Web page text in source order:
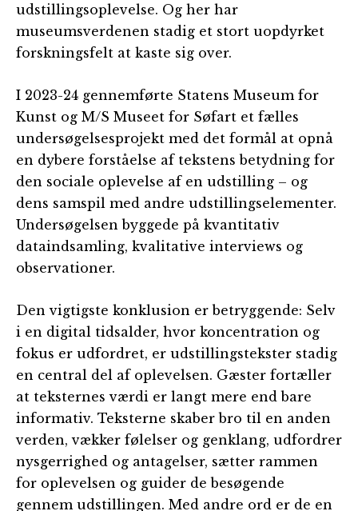
udstillingsoplevelse. Og her har
museumsverdenen stadig et stort uopdyrket
forskningsfelt at kaste sig over.
I 2023-24 gennemførte Statens Museum for
Kunst og M/S Museet for Søfart et fælles
undersøgelsesprojekt med det formål at opnå
en dybere forståelse af tekstens betydning for
den sociale oplevelse af en udstilling – og
dens samspil med andre udstillingselementer.
Undersøgelsen byggede på kvantitativ
dataindsamling, kvalitative interviews og
observationer.
Den vigtigste konklusion er betryggende: Selv
i en digital tidsalder, hvor koncentration og
fokus er udfordret, er udstillingstekster stadig
en central del af oplevelsen. Gæster fortæller
at teksternes værdi er langt mere end bare
informativ. Teksterne skaber bro til en anden
verden, vækker følelser og genklang, udfordrer
nysgerrighed og antagelser, sætter rammen
for oplevelsen og guider de besøgende
gennem udstillingen. Med andre ord er de en